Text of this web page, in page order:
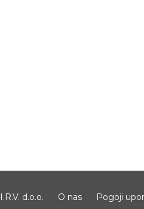
I.R.V. d.o.o. O nas Pogoji